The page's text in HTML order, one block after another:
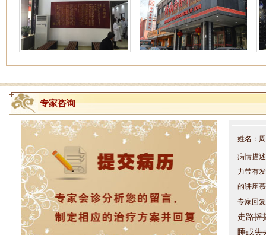
专家咨询
姓名：
病情描
力带有
的讲座
专家回
走路摇
睡或失